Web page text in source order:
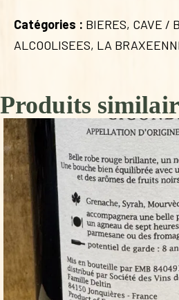
Catégories : BIERES, CAVE /
ALCOOLISEES, LA
Produits